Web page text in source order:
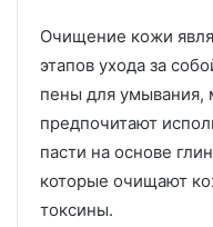
Очищение кожи
этапов ухода за
пены для
предпочитают
пасти на основе
которые очищают
токсины.